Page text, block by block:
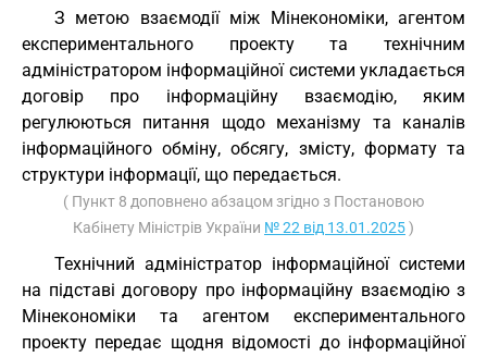
З метою взаємодії між Мінекономіки, агентом
експериментального проекту та технічним
адміністратором інформаційної системи укладається
договір про інформаційну взаємодію, яким
регулюються питання щодо механізму та каналів
інформаційного обміну, обсягу, змісту, формату та
структури інформації, що передається.
( Пункт 8 доповнено абзацом згідно з Постановою
Кабінету Міністрів України № 22 від 13.01.2025)
Технічний адміністратор інформаційної системи
на підставі договору про інформаційну взаємодію з
Мінекономіки та агентом експериментального
проекту передає щодня відомості до інформаційної